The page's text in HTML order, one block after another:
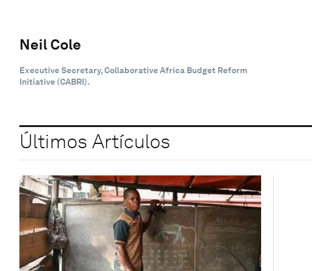
Neil Cole
Executive Secretary, Collaborative Africa Budget Reform
Initiative (CABRI).
Últimos Artículos